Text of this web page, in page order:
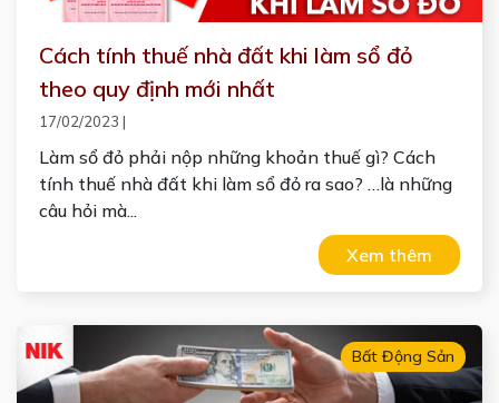
Cách tính thuế nhà đất khi làm sổ đỏ
theo quy định mới nhất
17/02/2023 |
Làm sổ đỏ phải nộp những khoản thuế gì? Cách
tính thuế nhà đất khi làm sổ đỏ ra sao? …là những
câu hỏi mà...
Xem thêm
Bất Động Sản